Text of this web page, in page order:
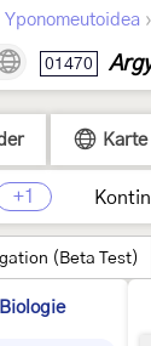
Yponomeutoidea ›
01470
Karte
+1
(Beta Test)
Biologie